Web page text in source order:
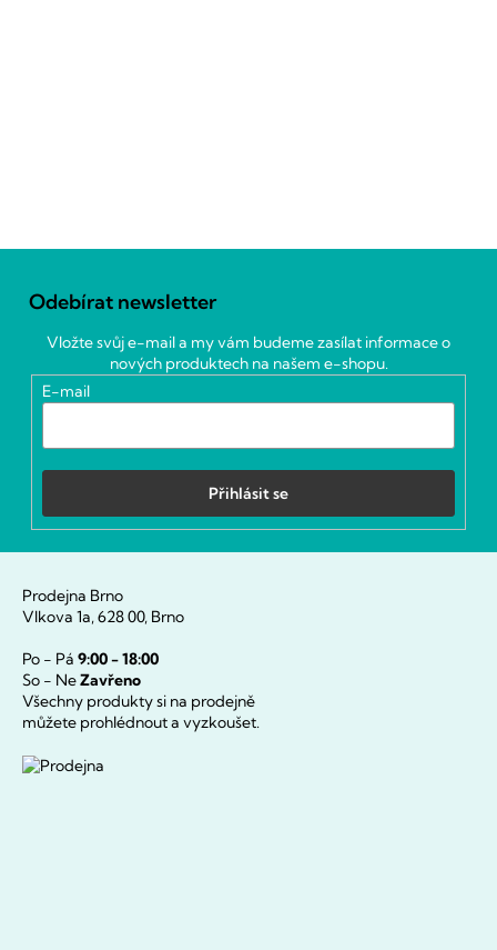
Odebírat newsletter
Vložte svůj e-mail a my vám budeme zasílat informace o
nových produktech na našem e-shopu.
E-mail
Přihlásit se
Prodejna Brno
Vlkova 1a, 628 00, Brno
Po - Pá 9:00 - 18:00
So - NeZavřeno
Všechny produkty si na prodejně
můžete prohlédnout a vyzkoušet.